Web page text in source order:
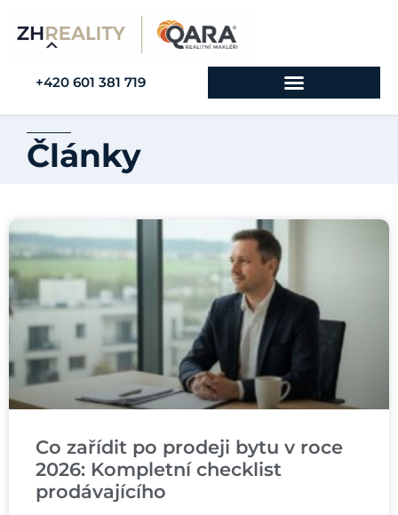
+420 601 381 719
Články
Co zařídit po prodeji bytu v roce
2026: Kompletní checklist
prodávajícího